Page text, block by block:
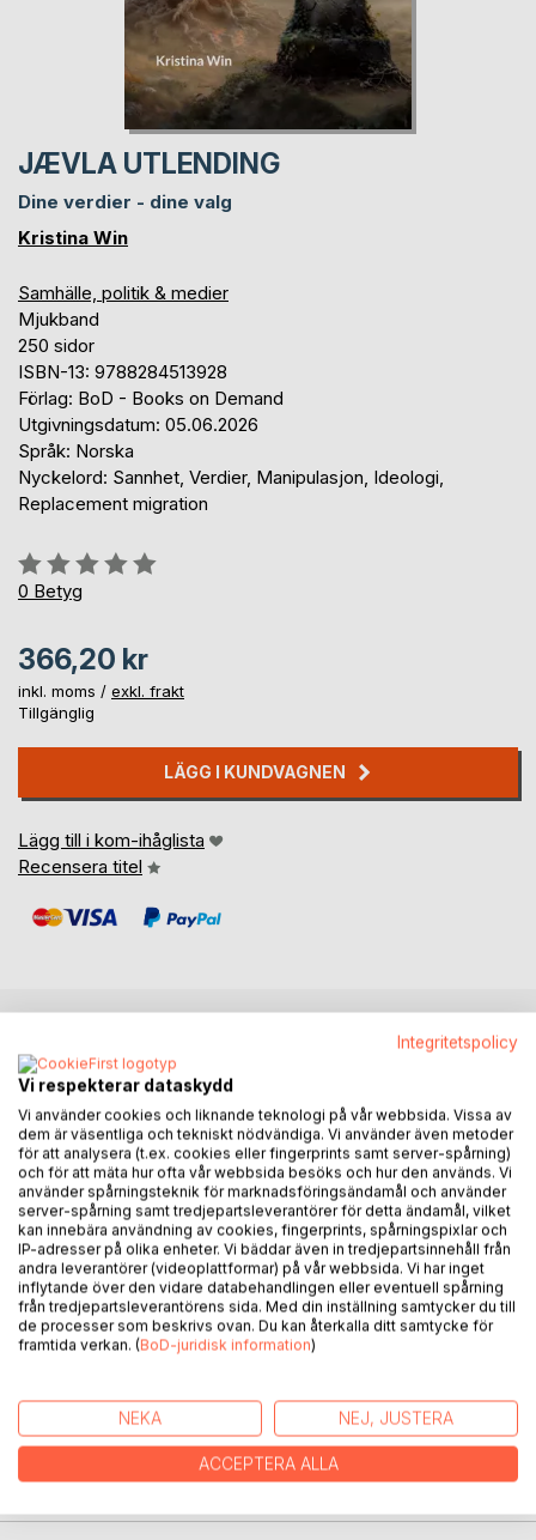
JÆVLA UTLENDING
Dine verdier - dine valg
Kristina Win
Samhälle, politik & medier
Mjukband
250 sidor
ISBN-13: 9788284513928
Förlag: BoD - Books on Demand
Utgivningsdatum: 05.06.2026
Språk: Norska
Nyckelord: Sannhet, Verdier, Manipulasjon, Ideologi,
Replacement migration
Betyg::
0%
0 Betyg
366,20 kr
inkl. moms / exkl. frakt
Tillgänglig
LÄGG I KUNDVAGNEN
Lägg till i kom-ihåglista
Recensera titel
BESKRIVNING
Den JÆVLA UTLENDINGEN er en ærlig og dypt
menneskelig reise gjennom verdier og sannhet i en tid der
sannhet er blitt farlig. Boken tar leseren med inn i historier vi
alle kjenner igjen, men ingen tør å si høyt: hvordan ideologi
stjeler våre barn, hvordan empati blir et våpen mot oss selv,
og hvordan verdier blir forhandlet bort for bekvemmelighet.
Med innsikt i den usynlige prosessen som har gjort
demoralisering til det nye normale, viser boken hvorfor
verdier er den eneste motgiften.
Den krever at du stiller det ubehagelige spørsmålet:
Det er en bok som vekker.
En modig stemme i en tid som trenger den.
FÖRFATTARE
Integritetspolicy
Vi respekterar dataskydd
Vi använder cookies och liknande teknologi på vår webbsida. Vissa av
dem är väsentliga och tekniskt nödvändiga. Vi använder även metoder
för att analysera (t.ex. cookies eller fingerprints samt server-spårning)
och för att mäta hur ofta vår webbsida besöks och hur den används. Vi
använder spårningsteknik för marknadsföringsändamål och använder
server-spårning samt tredjepartsleverantörer för detta ändamål, vilket
kan innebära användning av cookies, fingerprints, spårningspixlar och
IP-adresser på olika enheter. Vi bäddar även in tredjepartsinnehåll från
andra leverantörer (videoplattformar) på vår webbsida. Vi har inget
inflytande över den vidare databehandlingen eller eventuell spårning
från tredjepartsleverantörens sida. Med din inställning samtycker du till
de processer som beskrivs ovan. Du kan återkalla ditt samtycke för
framtida verkan. (BoD-juridisk information)
NEKA NEJ, JUSTERA
ACCEPTERA ALLA